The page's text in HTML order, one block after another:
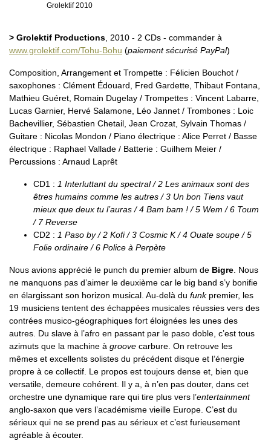
Grolektif 2010
> Grolektif Productions, 2010 - 2 CDs - commander à
www.grolektif.com/Tohu-Bohu (paiement sécurisé PayPal)
Composition, Arrangement et Trompette : Félicien Bouchot /
saxophones : Clément Édouard, Fred Gardette, Thibaut Fontana,
Mathieu Guéret, Romain Dugelay / Trompettes : Vincent Labarre,
Lucas Garnier, Hervé Salamone, Léo Jannet / Trombones : Loic
Bachevillier, Sébastien Chetail, Jean Crozat, Sylvain Thomas /
Guitare : Nicolas Mondon / Piano électrique : Alice Perret / Basse
électrique : Raphael Vallade / Batterie : Guilhem Meier /
Percussions : Arnaud Laprêt
CD1 : 1 Interluttant du spectral / 2 Les animaux sont des
êtres humains comme les autres / 3 Un bon Tiens vaut
mieux que deux tu l’auras / 4 Bam bam ! / 5 Wem / 6 Toum
/ 7 Reverse
CD2 : 1 Paso by / 2 Kofi / 3 Cosmic K / 4 Ouate soupe / 5
Folie ordinaire / 6 Police à Perpète
Nous avions apprécié le punch du premier album de Bigre. Nous
ne manquons pas d’aimer le deuxième car le big band s’y bonifie
en élargissant son horizon musical. Au-delà du funkpremier, les
19 musiciens tentent des échappées musicales réussies vers des
contrées musico-géographiques fort éloignées les unes des
autres. Du slave à l’afro en passant par le paso doble, c’est tous
azimuts que la machine à groove carbure. On retrouve les
mêmes et excellents solistes du précédent disque et l’énergie
propre à ce collectif. Le propos est toujours dense et, bien que
versatile, demeure cohérent. Il y a, à n’en pas douter, dans cet
orchestre une dynamique rare qui tire plus vers l’entertainment
anglo-saxon que vers l’académisme vieille Europe. C’est du
sérieux qui ne se prend pas au sérieux et c’est furieusement
agréable à écouter.